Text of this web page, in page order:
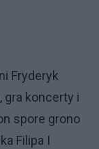
Fryderyk
gra koncerty i
spore grono
Filipa I